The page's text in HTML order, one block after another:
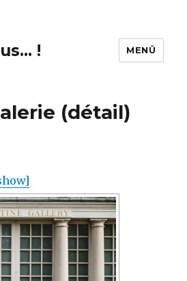
! MENÜ
(détail)